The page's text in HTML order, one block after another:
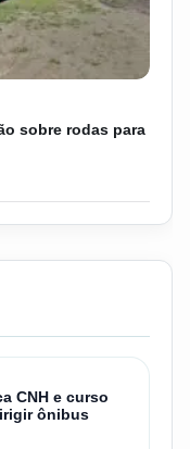
sobre rodas para
CNH e curso
ônibus